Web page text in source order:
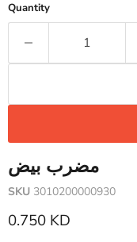
Quantity
مضرب بيض
SKU 3010200000930
Current price
0.750 KD